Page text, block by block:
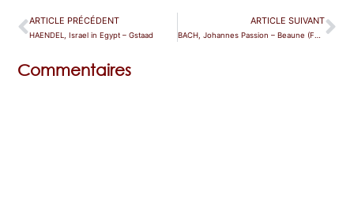
ARTICLE PRÉCÉDENT
HAENDEL, Israel in Egypt – Gstaad
ARTICLE SUIVANT
Commentaires